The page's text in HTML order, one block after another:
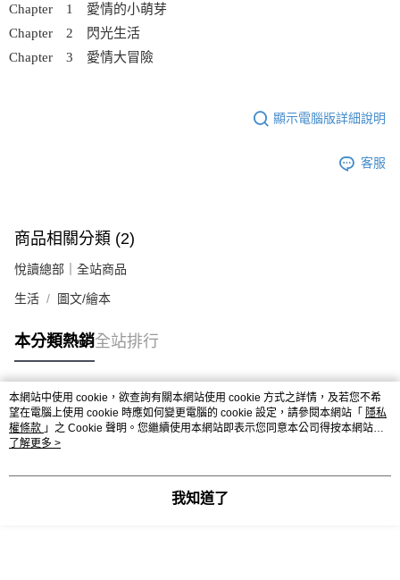
Chapter 1 愛情的小萌芽
Chapter 2 閃光生活
Chapter 3 愛情大冒險
顯示電腦版詳細說明
客服
商品相關分類 (2)
悅讀總部｜全站商品
生活 圖文/繪本
本分類熱銷全站排行
熱門標籤
本網站中使用 cookie，欲查詢有關本網站使用 cookie 方式之詳情，及若您不希
望在電腦上使用 cookie 時應如何變更電腦的 cookie 設定，請參閱本網站「 隱私
權條款 」之 Cookie 聲明。您繼續使用本網站即表示您同意本公司得按本網站使
用條款之 Cookie 聲明使用 cookie。
了解更多 >
我知道了